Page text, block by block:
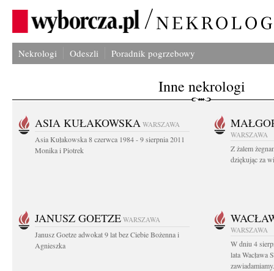
Nekrologi Odeszli Poradnik pogrzebowy
Inne nekrologi
ASIA KUŁAKOWSKA WARSZAWA
Asia Kułakowska 8 czerwca 1984 - 9 sierpnia 2011
Monika i Piotrek
WARSZAWA
Z żalem
dziękując za
JANUSZ GOETZE WARSZAWA
Janusz Goetze adwokat 9 lat bez Ciebie Bożenna i
Agnieszka
WARSZAWA
W dniu 4
lata Wacława